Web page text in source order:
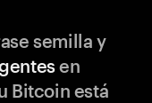
semilla y
en
Bitcoin está